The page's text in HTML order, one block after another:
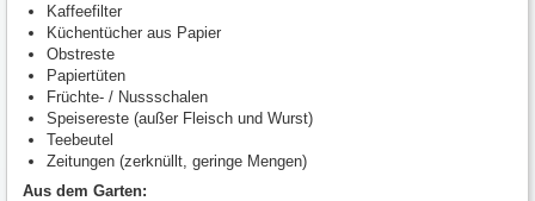
Kaffeefilter
Küchentücher aus Papier
Obstreste
Papiertüten
Früchte- / Nussschalen
Speisereste (außer Fleisch und Wurst)
Teebeutel
Zeitungen (zerknüllt, geringe Mengen)
Aus dem Garten: